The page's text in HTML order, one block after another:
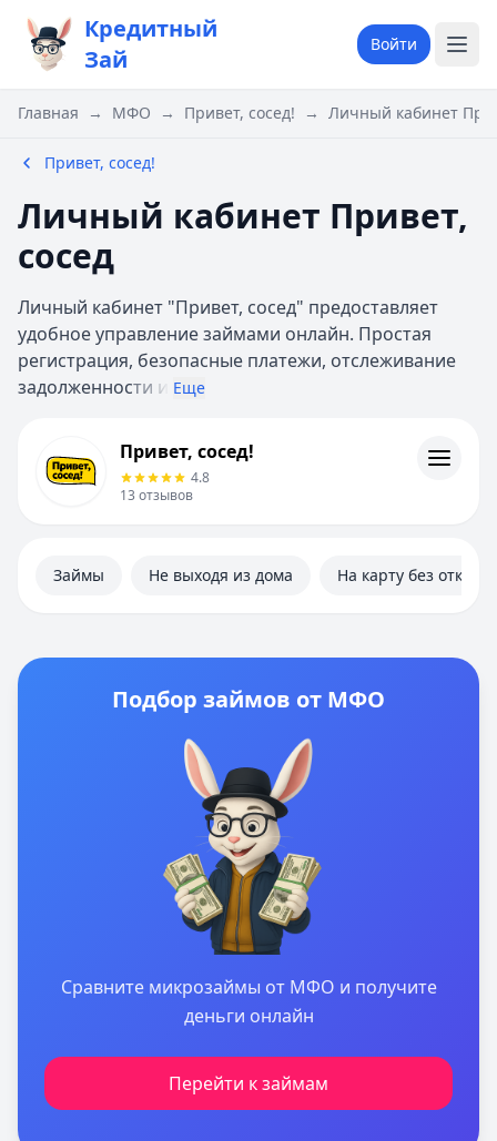
Кредитный
Зай
Войти
Главная → МФО → Привет, сосед! → Личный кабинет
Привет, сосед!
Личный кабинет Привет,
сосед
Личный кабинет "Привет, сосед" предоставляет
удобное управление займами онлайн. Простая
регистрация, безопасные платежи, отслеживание
задолженности и Еще
ИнформацияПривет, сосед!
4.8
13 отзывов
Займы Не выходя из дома На карту без отказа
Подбор займов от МФО
Сравните микрозаймы от МФО и получите
деньги онлайн
Перейти к займам